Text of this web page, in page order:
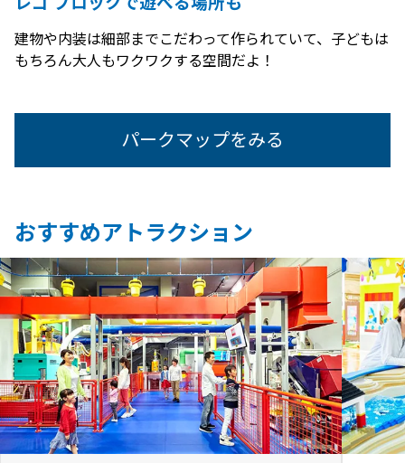
建物や内装は細部までこだわって作られていて、子どもは
もちろん大人もワクワクする空間だよ！
パークマップをみる
おすすめアトラクション